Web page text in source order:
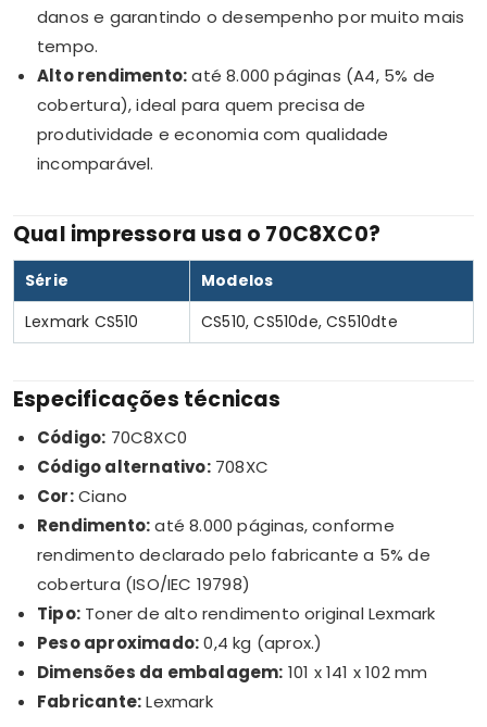
danos e garantindo o desempenho por muito mais
tempo.
Alto rendimento:até 8.000 páginas (A4, 5% de
cobertura), ideal para quem precisa de
produtividade e economia com qualidade
incomparável.
Qual impressora usa o 70C8XC0?
Série
Modelos
Lexmark CS510
CS510, CS510de, CS510dte
Especificações técnicas
Código: 70C8XC0
Código alternativo:708XC
Cor:Ciano
Rendimento:até 8.000 páginas, conforme
rendimento declarado pelo fabricante a 5% de
cobertura (ISO/IEC 19798)
Tipo: Toner de alto rendimento original Lexmark
Peso aproximado:0,4 kg (aprox.)
Dimensões da embalagem: 101 x 141 x 102 mm
Fabricante:Lexmark